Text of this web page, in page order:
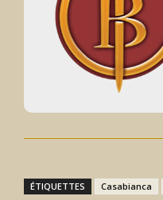
ÉTIQUETTES Casabianca